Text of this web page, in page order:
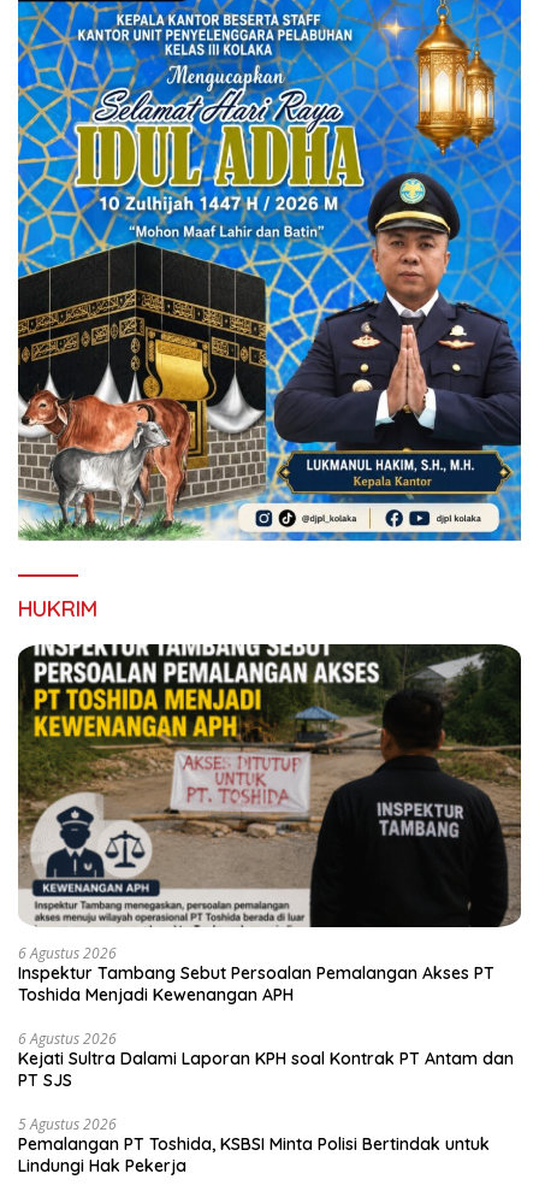
HUKRIM
6 Agustus 2026
Inspektur Tambang Sebut Persoalan Pemalangan Akses PT
Toshida Menjadi Kewenangan APH
6 Agustus 2026
Kejati Sultra Dalami Laporan KPH soal Kontrak PT Antam dan
PT SJS
5 Agustus 2026
Pemalangan PT Toshida, KSBSI Minta Polisi Bertindak untuk
Lindungi Hak Pekerja